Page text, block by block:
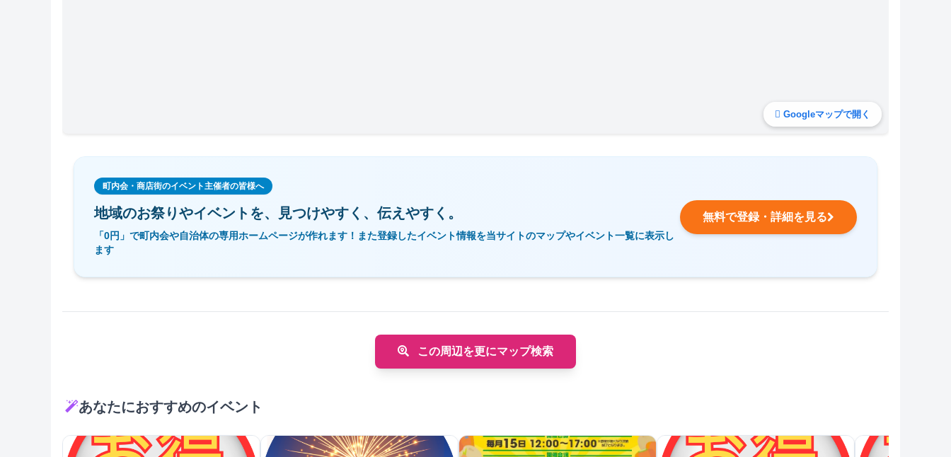
Googleマップで開く
町内会・商店街のイベント主催者の皆様へ
地域のお祭りやイベントを、 見つけやすく、伝えやすく。
「0円」で町内会や自治体の専用ホームページが作れます！また登録したイベント情報を当サイトのマップやイベント一覧に表示し
ます
無料で登録・詳細を見る
この周辺を更にマップ検索
あなたにおすすめのイベント